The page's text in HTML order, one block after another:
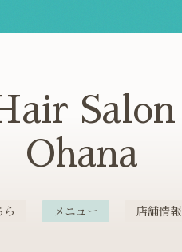
Salon
Ohana
ら メニュー 店舗情報